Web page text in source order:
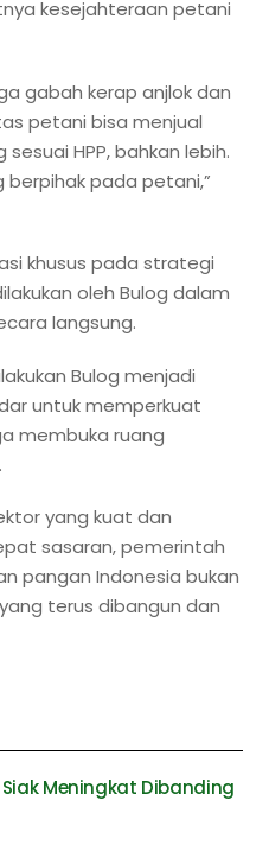
kesejahteraan petani
gabah kerap anjlok dan
petani bisa menjual
sesuai HPP, bahkan lebih.
berpihak pada petani,”
khusus pada strategi
oleh Bulog dalam
langsung.
Bulog menjadi
untuk memperkuat
membuka ruang
yang kuat dan
sasaran, pemerintah
pangan Indonesia bukan
terus dibangun dan
Siak Meningkat Dibanding